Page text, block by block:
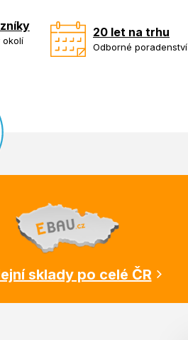
okolí
20 let na trhu
Odborné poradenství
sklady po celé ČR